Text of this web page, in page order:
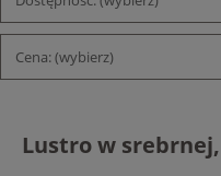
Cena: (wybierz)
Lustro w